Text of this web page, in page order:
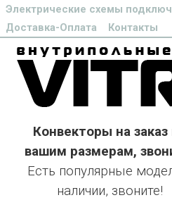
Электрические схемы
Доставка-Оплата
Контакты
Конвекторы на заказ
вашим размерам,
Есть популярные
наличии, звоните!